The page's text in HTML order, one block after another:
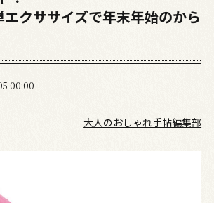
クササイズで年末年始のから
00:00
大人のおしゃれ手帖編集部